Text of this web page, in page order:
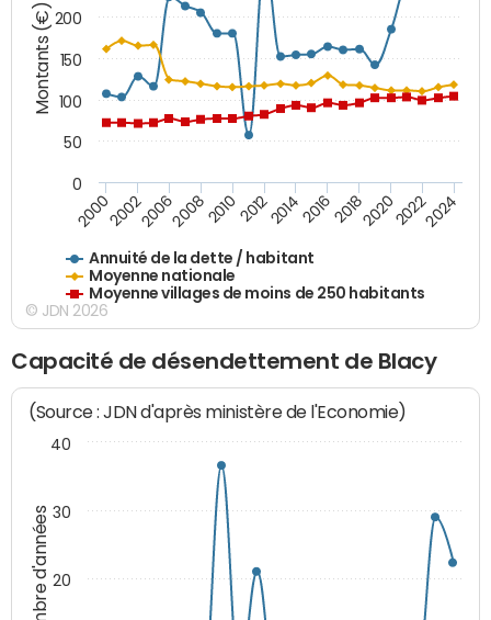
Montants (€)
Annuité de la dette / habitant
Moyenne nationale
Moyenne villages de moins de 250 habitants
200020022006200820102012201420162018202020222024
0
50
100
150
200
© JDN 2026
Capacité de désendettement de Blacy
Nombre d'années
(Source : JDN d'après ministère de l'Economie)
20
30
40